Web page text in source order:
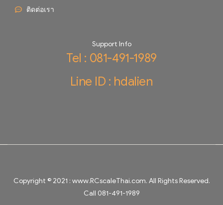
ติดต่อเรา
Support Info
Tel : 081-491-1989
Line ID : hdalien
Copyright © 2021 : www.RCscaleThai.com. All Rights Reserved.
Call 081-491-1989